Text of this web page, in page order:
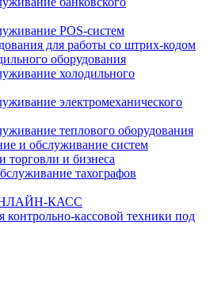
POS-систем
для работы со штрих-кодом
оборудования
холодильного
электромеханического
теплового оборудования
и обслуживание систем
торговли и бизнеса
тахографов
КАСС
контрольно-кассовой техники под